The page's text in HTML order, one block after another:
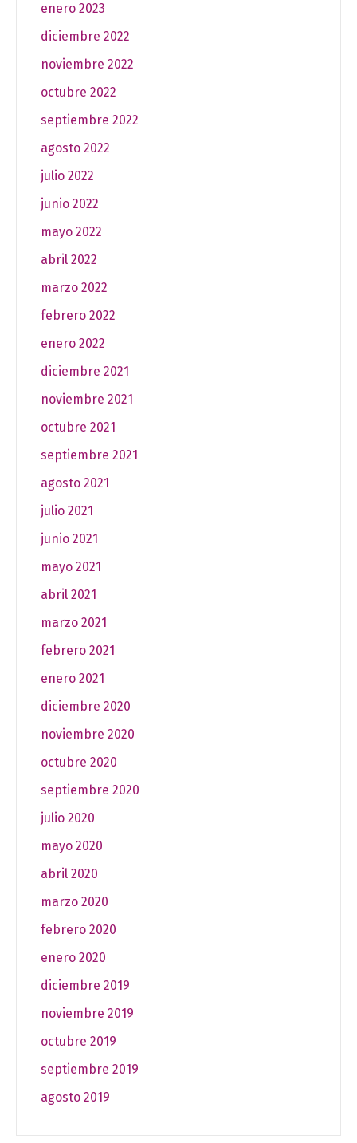
enero 2023
diciembre 2022
noviembre 2022
octubre 2022
septiembre 2022
agosto 2022
julio 2022
junio 2022
mayo 2022
abril 2022
marzo 2022
febrero 2022
enero 2022
diciembre 2021
noviembre 2021
octubre 2021
septiembre 2021
agosto 2021
julio 2021
junio 2021
mayo 2021
abril 2021
marzo 2021
febrero 2021
enero 2021
diciembre 2020
noviembre 2020
octubre 2020
septiembre 2020
julio 2020
mayo 2020
abril 2020
marzo 2020
febrero 2020
enero 2020
diciembre 2019
noviembre 2019
octubre 2019
septiembre 2019
agosto 2019